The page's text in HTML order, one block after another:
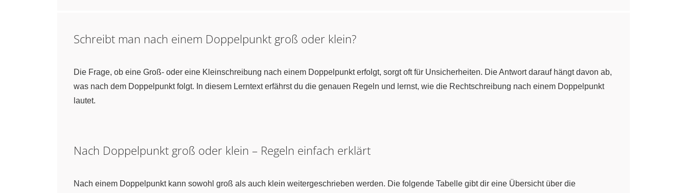
Schreibt man nach einem Doppelpunkt groß oder klein?
Die Frage, ob eine Groß- oder eine Kleinschreibung nach einem Doppelpunkt erfolgt, sorgt oft für Unsicherheiten. Die Antwort darauf hängt davon ab,
was nach dem Doppelpunkt folgt. In diesem Lerntext erfährst du die genauen Regeln und lernst, wie die Rechtschreibung nach einem Doppelpunkt
lautet.
Nach Doppelpunkt groß oder klein – Regeln einfach erklärt
Nach einem Doppelpunkt kann sowohl groß als auch klein weitergeschrieben werden. Die folgende Tabelle gibt dir eine Übersicht über die